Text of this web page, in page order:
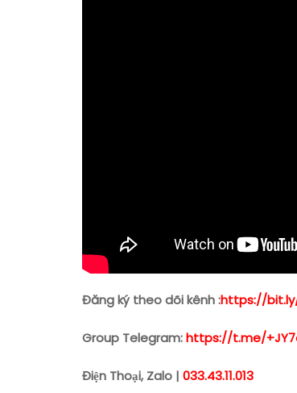
Đăng ký theo dõi kênh :https://
Group Telegram:https://t.me/
Điện Thoại, Zalo | 033.43.11.013